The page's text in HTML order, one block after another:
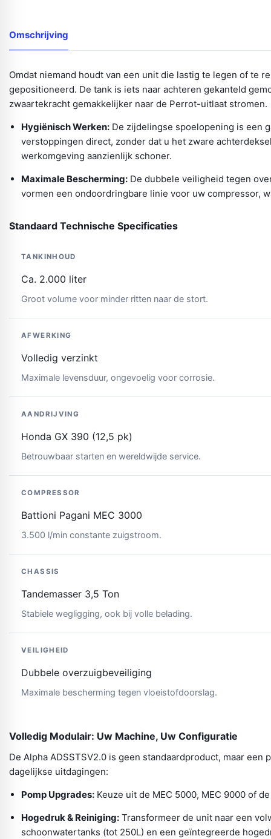
Omschrijving
Omdat niemand houdt van een unit die lastig te legen of te
gepositioneerd. De tank is iets naar achteren gekanteld
zwaartekracht gemakkelijker naar de Perrot-uitlaat stromen.
Hygiënisch Werken: De zijdelingse spoelopening is een
verstoppingen direct, zonder dat u het zware
werkomgeving aanzienlijk schoner.
Maximale Bescherming: De dubbele veiligheid tegen
vormen een ondoordringbare linie voor uw compressor,
Standaard Technische Specificaties
TANKINHOUD
Ca. 2.000 liter
Groot volume voor minder ritten naar de stort.
AFWERKING
Volledig verzinkt
Maximale levensduur, ongevoelig voor corrosie.
AANDRIJVING
Honda GX 390 (12,5 pk)
Betrouwbaar starten en wereldwijde service.
COMPRESSOR
Battioni Pagani MEC 3000
3.500 l/min constante zuigstroom.
CHASSIS
Tandemasser 3,5 Ton
Stabiele wegligging, ook bij volle belading.
VEILIGHEID
Dubbele overzuigbeveiliging
Maximale bescherming tegen vloeistofdoorslag.
Volledig Modulair: Uw Machine, Uw Configuratie
De Alpha ADSSTSV2.0 is geen standaardproduct, maar
dagelijkse uitdagingen:
Pomp Upgrades: Keuze uit de MEC 5000, MEC 9000 of
Hogedruk & Reiniging: Transformeer de unit naar een
schoonwatertanks (tot 250L) en een geïntegreerde